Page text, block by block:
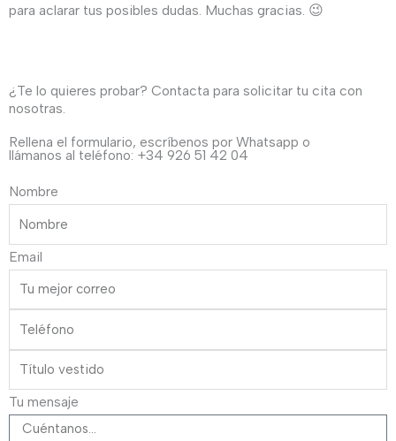
para aclarar tus posibles dudas. Muchas gracias. 😉
¿Te lo quieres probar? Contacta para solicitar tu cita con
nosotras.
Rellena el formulario, escríbenos por Whatsapp o
llámanos al teléfono: +34 926 51 42 04
Nombre
Email
Tu mensaje